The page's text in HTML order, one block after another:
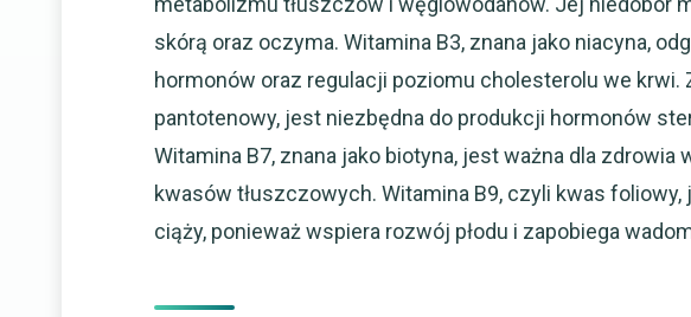
skórą oraz oczyma. Witamina B3, znana jako niacyna,
hormonów oraz regulacji poziomu cholesterolu we krwi.
pantotenowy, jest niezbędna do produkcji hormonów
Witamina B7, znana jako biotyna, jest ważna dla
kwasów tłuszczowych. Witamina B9, czyli kwas
ciąży, ponieważ wspiera rozwój płodu i zapobiega